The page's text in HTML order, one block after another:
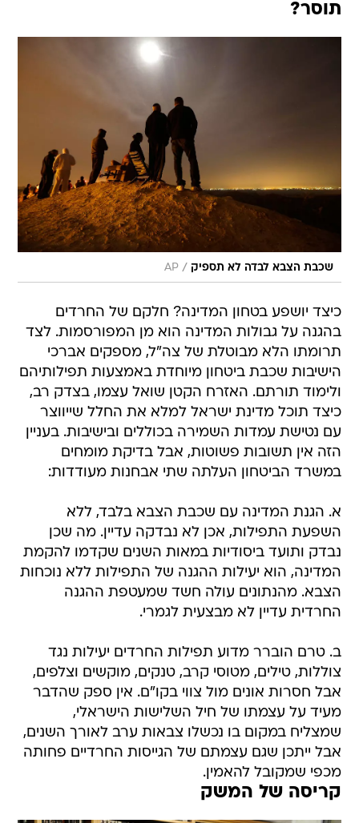
תוסר?
שכבת הצבא לבדה לא תספיק /
AP
כיצד יושפע בטחון המדינה? חלקם של החרדים
בהגנה על גבולות המדינה הוא מן המפורסמות. לצד
תרומתו הלא מבוטלת של צה"ל, מספקים אברכי
הישיבות שכבת ביטחון מיוחדת באמצעות תפילותיהם
ולימוד תורתם. האזרח הקטן שואל עצמו, בצדק רב,
כיצד תוכל מדינת ישראל למלא את החלל שייווצר
עם נטישת עמדות השמירה בכוללים ובישיבות. בעניין
הזה אין תשובות פשוטות, אבל בדיקת מומחים
במשרד הביטחון העלתה שתי אבחנות מעודדות:
א. הגנת המדינה עם שכבת הצבא בלבד, ללא
השפעת התפילות, אכן לא נבדקה עדיין. מה שכן
נבדק ותועד ביסודיות במאות השנים שקדמו להקמת
המדינה, הוא יעילות ההגנה של התפילות ללא נוכחות
הצבא. מהנתונים עולה חשד שמעטפת ההגנה
החרדית עדיין לא מבצעית לגמרי.
ב. טרם הוברר מדוע תפילות החרדים יעילות נגד
צוללות, טילים, מטוסי קרב, טנקים, מוקשים וצלפים,
אבל חסרות אונים מול צווי בקו"ם. אין ספק שהדבר
מעיד על עצמתו של חיל השלישות הישראלי,
שמצליח במקום בו נכשלו צבאות ערב לאורך השנים,
אבל ייתכן שגם עצמתם של הגייסות החרדיים פחותה
מכפי שמקובל להאמין.
קריסה של המשק